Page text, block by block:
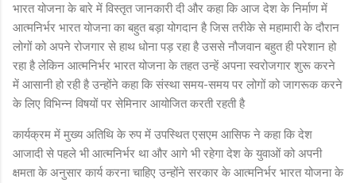
भारत योजना के बारे में विस्तृत जानकारी दी और कहा कि आज देश के निर्माण में
आत्मनिर्भर भारत योजना का बहुत बड़ा योगदान है जिस तरीके से महामारी के दौरान
लोगों को अपने रोजगार से हाथ धोना पड़ रहा है उससे नौजवान बहुत ही परेशान हो
रहा है लेकिन आत्मनिर्भर भारत योजना के तहत उन्हें अपना स्वरोजगार शुरू करने
में आसानी हो रही है उन्होंने कहा कि संस्था समय-समय पर लोगों को जागरूक करने
के लिए विभिन्न विषयों पर सेमिनार आयोजित करती रहती है
कार्यक्रम में मुख्य अतिथि के रुप में उपस्थित एसएम आसिफ ने कहा कि देश
आजादी से पहले भी आत्मनिर्भर था और आगे भी रहेगा देश के युवाओं को अपनी
क्षमता के अनुसार कार्य करना चाहिए उन्होंने सरकार के आत्मनिर्भर भारत योजना के